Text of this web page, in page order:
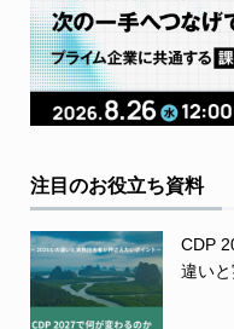
注目のお役立ち資料
CDP
違い